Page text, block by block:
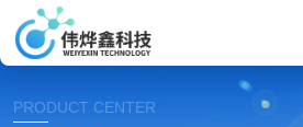
PRODUCT CENTER